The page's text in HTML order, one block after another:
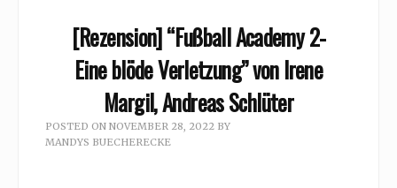
[Rezension] “Fußball Academy 2-
Eine blöde Verletzung” von Irene
Margil, Andreas Schlüter
POSTED ON NOVEMBER 28, 2022 BY
MANDYS BUECHERECKE